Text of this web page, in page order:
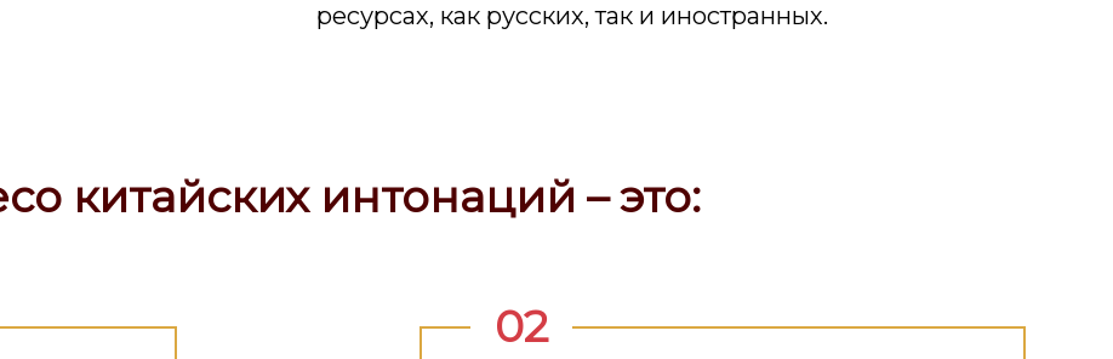
ресурсах, как русских, так и иностранных.
китайских интонаций – это:
02